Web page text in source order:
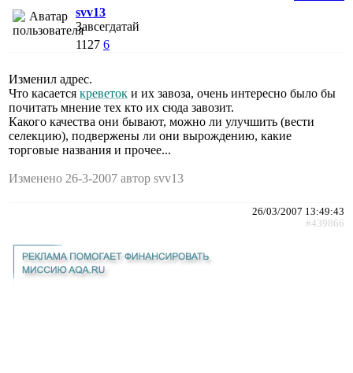
svv13
Завсегдатай
1127 6
Изменил адрес.
Что касается креветок и их завоза, очень интересно было бы
почитать мнение тех кто их сюда завозит.
Какого качества они бывают, можно ли улучшить (вести
селекцию), подвержены ли они вырождению, какие
торговые названия и прочее...
Изменено 26-3-2007 автор svv13
26/03/2007 13:49:43
#439866